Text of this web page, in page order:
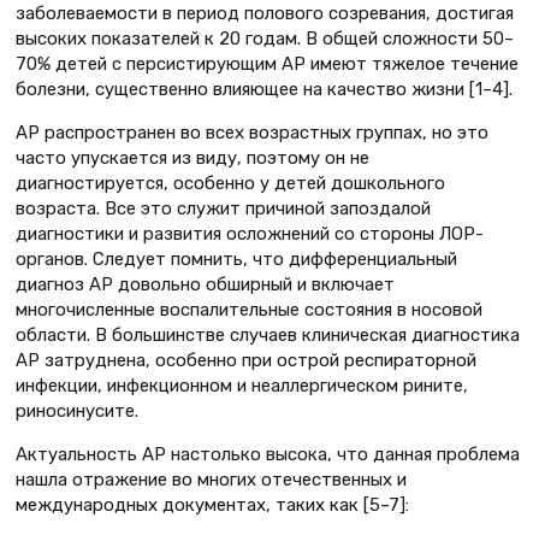
заболеваемости в период полового созревания, достигая
высоких показателей к 20 годам. В общей сложности 50–
70% детей с персистирующим АР имеют тяжелое течение
болезни, существенно влияющее на качество жизни [1–4].
АР распространен во всех возрастных группах, но это
часто упускается из виду, поэтому он не
диагностируется, особенно у детей дошкольного
возраста. Все это служит причиной запоздалой
диагностики и развития осложнений со стороны ЛОР-
органов. Следует помнить, что дифференциальный
диагноз АР довольно обширный и включает
многочисленные воспалительные состояния в носовой
области. В большинстве случаев клиническая диагностика
АР затруднена, особенно при острой респираторной
инфекции, инфекционном и неаллергическом рините,
риносинусите.
Актуальность АР настолько высока, что данная проблема
нашла отражение во многих отечественных и
международных документах, таких как [5–7]: